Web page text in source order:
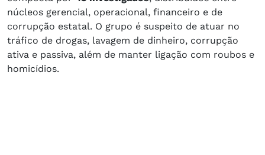
núcleos gerencial, operacional, financeiro e de
corrupção estatal. O grupo é suspeito de atuar no
tráfico de drogas, lavagem de dinheiro, corrupção
ativa e passiva, além de manter ligação com roubos e
homicídios.